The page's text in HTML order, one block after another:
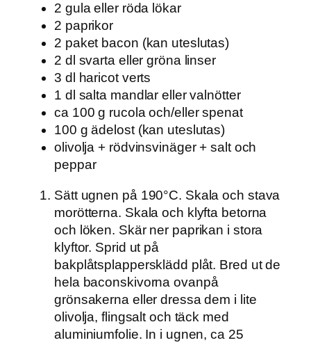
2 gula eller röda lökar
2 paprikor
2 paket bacon (kan uteslutas)
2 dl svarta eller gröna linser
3 dl haricot verts
1 dl salta mandlar eller valnötter
ca 100 g rucola och/eller spenat
100 g ädelost (kan uteslutas)
olivolja + rödvinsvinäger + salt och
peppar
Sätt ugnen på 190°C. Skala och stava
morötterna. Skala och klyfta betorna
och löken. Skär ner paprikan i stora
klyftor. Sprid ut på
bakplåtsplappersklädd plåt. Bred ut de
hela baconskivorna ovanpå
grönsakerna eller dressa dem i lite
olivolja, flingsalt och täck med
aluminiumfolie. In i ugnen, ca 25